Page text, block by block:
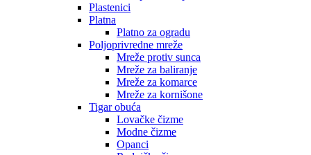
Plastenici
Platna
Platno za ogradu
Poljoprivredne mreže
Mreže protiv sunca
Mreže za baliranje
Mreže za komarce
Mreže za kornišone
Tigar obuća
Lovačke čizme
Modne čizme
Opanci